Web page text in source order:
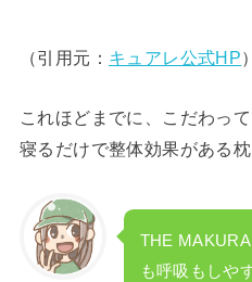
（引用元： キュアレ公式HP）
これほどまでに、こだわっ
寝るだけで整体効果がある
THE
も呼吸もしや